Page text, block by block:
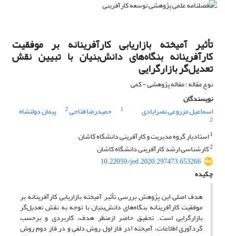
تأثیر آمیخته‌ بازاریابی کارآفرینانه بر موفقیت
کارآفرینانه بنگاه‌های دانش‌بنیان با تبیین نقش
تعدیل‌گر بازارگرایی
نوع مقاله : مقاله پژوهشی - کمی
نویسندگان
اسماعیل مزروعی نصرابادی
1 حمیدرضا فتاحی2 پیمان دولتشاه
2
1استادیار گروه مدیریت و کارآفرینی دانشگاه کاشان
2کارشناسی ارشد کارآفرینی دانشگاه کاشان
10.22059/jed.2020.297473.653266
چکیده
هدف اصلی این پژوهش بررسی تأثیر آمیخته بازاریابی کارآفرینانه بر
موفقیت کارآفرینانه بنگاه‌های دانش‌بنیان با توجه به نقش تعدیل‌گر
بازارگرایی است. تحقیق حاضر ازمنظر هدف، کاربردی و برحسب
گردآوری اطلاعات، آمیخته (در فاز اول روش دلفی و در فاز دوم روش